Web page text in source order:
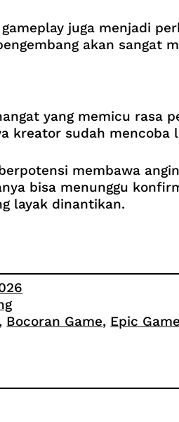
juga menjadi
akan sangat
yang memicu rasa
kreator sudah mencoba
membawa
bisa menunggu
layak dinantikan.
, Bocoran Game, Epic